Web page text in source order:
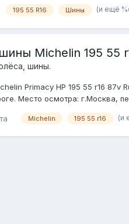
195 55 R16 Шины (и ещё
Michelin 195 55
шины.
Primacy HP 195 55 r16 87v
Место осмотра: г.Москва,
Michelin 195 55 r16 (и